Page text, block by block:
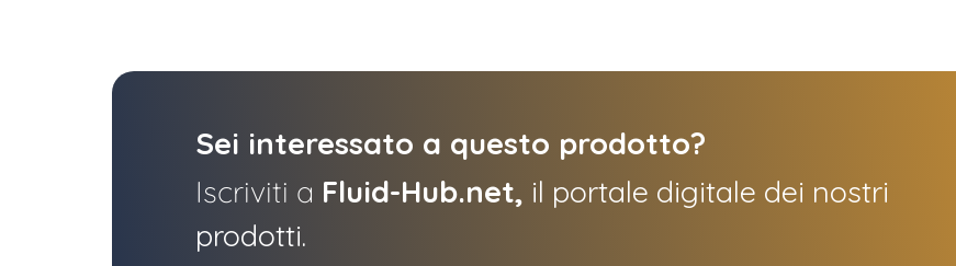
Sei interessato a questo prodotto?
Iscriviti a Fluid-Hub.net, il portale digitale dei nostri
prodotti.